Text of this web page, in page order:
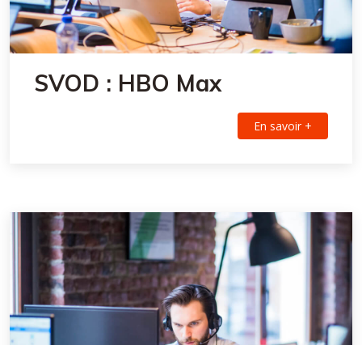
SVOD : HBO Max
En savoir +